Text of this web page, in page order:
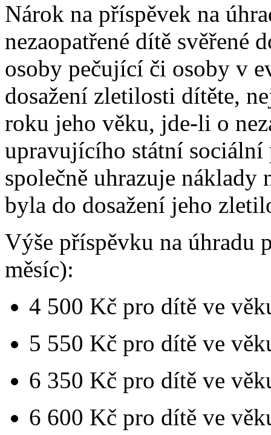
Nárok na příspěvek na
nezaopatřené dítě svěřené
osoby pečující či osoby v
dosažení zletilosti dítěte,
roku jeho věku, jde-li o
upravujícího státní
společně uhrazuje náklady
byla do dosažení jeho
Výše příspěvku na úhradu
měsíc):
4 500 Kč pro dítě ve
5 550 Kč pro dítě ve
6 350 Kč pro dítě ve
6 600 Kč pro dítě ve